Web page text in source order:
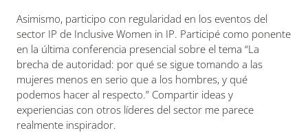
Asimismo, participo con regularidad en los eventos del
sector IP de Inclusive Women in IP. Participé como ponente
en la última conferencia presencial sobre el tema “La
brecha de autoridad: por qué se sigue tomando a las
mujeres menos en serio que a los hombres, y qué
podemos hacer al respecto.” Compartir ideas y
experiencias con otros líderes del sector me parece
realmente inspirador.